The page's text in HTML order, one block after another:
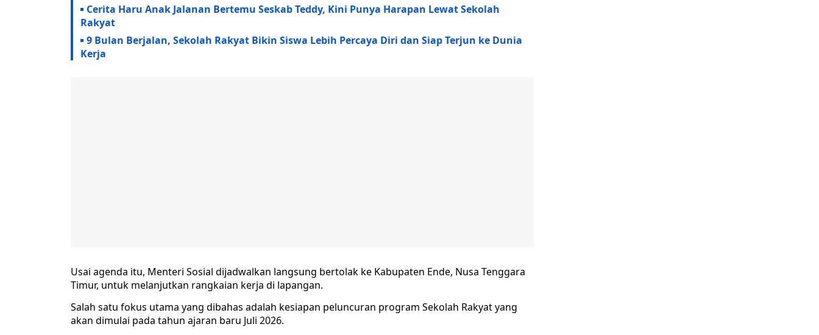
Cerita Haru Anak Jalanan Bertemu Seskab Teddy, Kini Punya Harapan Lewat Sekolah
Rakyat
9 Bulan Berjalan, Sekolah Rakyat Bikin Siswa Lebih Percaya Diri dan Siap Terjun ke Dunia
Kerja
Usai agenda itu, Menteri Sosial dijadwalkan langsung bertolak ke Kabupaten Ende, Nusa Tenggara
Timur, untuk melanjutkan rangkaian kerja di lapangan.
Salah satu fokus utama yang dibahas adalah kesiapan peluncuran program Sekolah Rakyat yang
akan dimulai pada tahun ajaran baru Juli 2026.